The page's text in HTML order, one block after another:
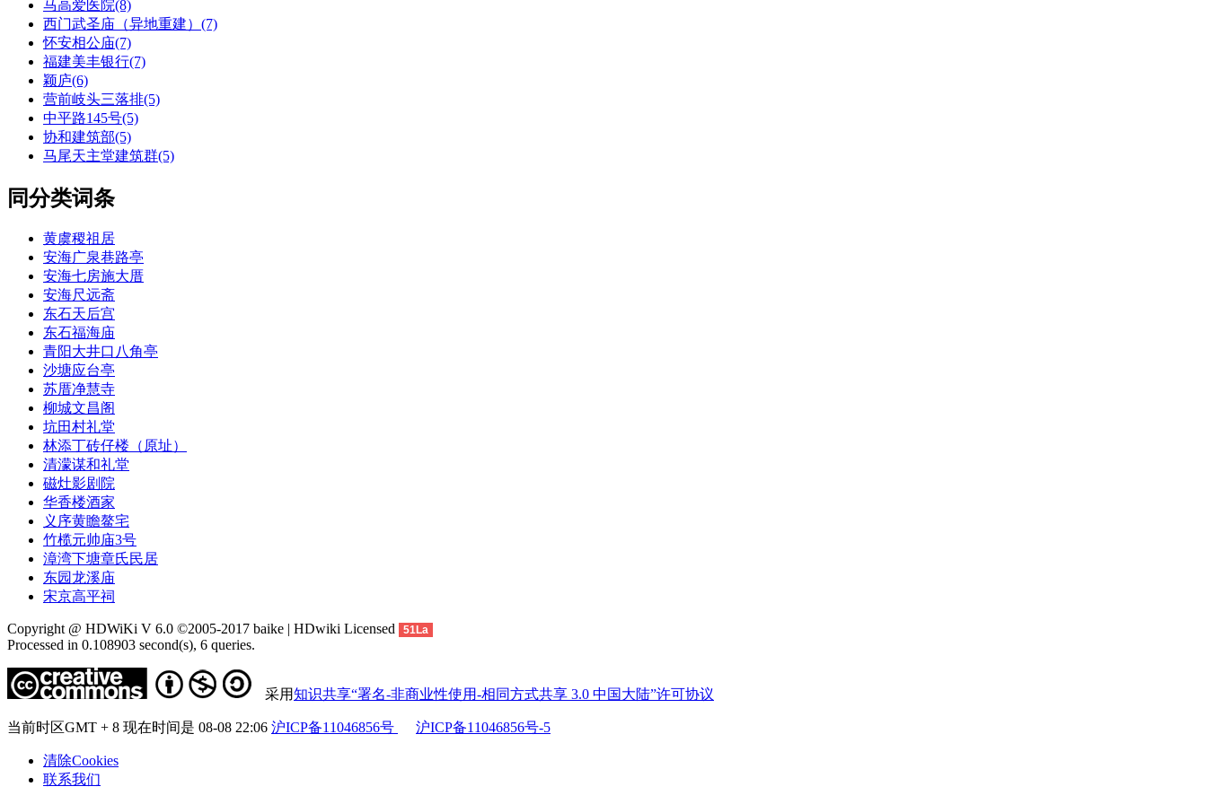
马高爱医院(8)
西门武圣庙（异地重建）(7)
怀安相公庙(7)
福建美丰银行(7)
颖庐(6)
营前岐头三落排(5)
中平路145号(5)
协和建筑部(5)
马尾天主堂建筑群(5)
同分类词条
黄虞稷祖居
安海广泉巷路亭
安海七房施大厝
安海尺远斋
东石天后宫
东石福海庙
青阳大井口八角亭
沙塘应台亭
苏厝净慧寺
柳城文昌阁
坑田村礼堂
林添丁砖仔楼（原址）
清濛谋和礼堂
磁灶影剧院
华香楼酒家
义序黄瞻鳌宅
竹榄元帅庙3号
漳湾下塘章氏民居
东园龙溪庙
宋京高平祠
Copyright @ HDWiKi V 6.0 ©2005-2017 baike | HDwiki Licensed 51La
Processed in 0.108903 second(s), 6 queries.
采用知识共享“署名-非商业性使用-相同方式共享 3.0 中国大陆”许可协议
当前时区GMT + 8 现在时间是 08-08 22:06 沪ICP备11046856号 沪ICP备11046856号-5
清除Cookies
联系我们